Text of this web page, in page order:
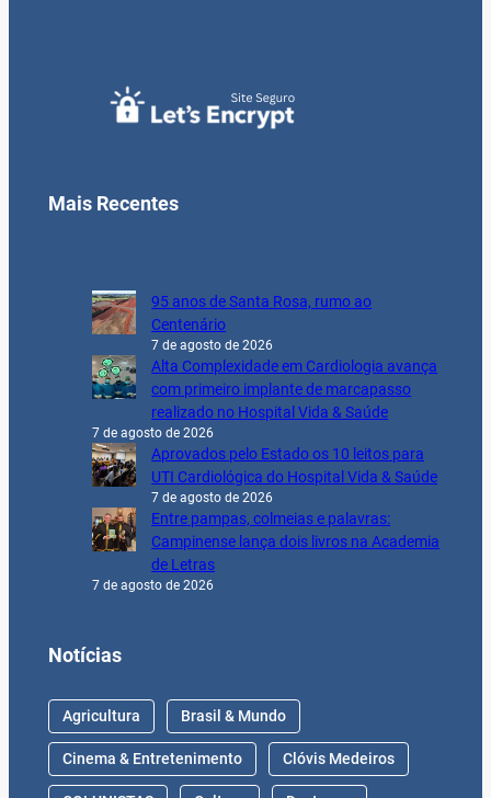
Mais Recentes
95 anos de Santa Rosa, rumo ao
Centenário
7 de agosto de 2026
Alta Complexidade em Cardiologia avança
com primeiro implante de marcapasso
realizado no Hospital Vida & Saúde
7 de agosto de 2026
Aprovados pelo Estado os 10 leitos para
UTI Cardiológica do Hospital Vida & Saúde
7 de agosto de 2026
Entre pampas, colmeias e palavras:
Campinense lança dois livros na Academia
de Letras
7 de agosto de 2026
Notícias
Agricultura Brasil & Mundo
Cinema & Entretenimento Clóvis Medeiros